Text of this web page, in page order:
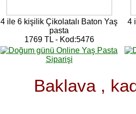
4 ile 6 kişilik Çikolatalı Baton Yaş
pasta
1769 TL - Kod:5476
4
Baklava ,